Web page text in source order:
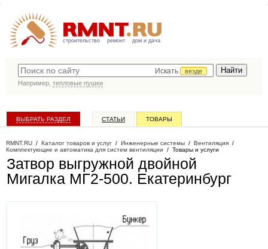
строительство ремонт дом и дача
Искать
везде
Например, тепловые пушки
ВЫБРАТЬ РАЗДЕЛ СТАТЬИ ТОВАРЫ
RMNT.RU / Каталог товаров и услуг / Инженерные системы / Вентиляция /
Комплектующие и автоматика для систем вентиляции / Товары и услуги
Затвор выгружной двойной
Мигалка МГ2-500. Екатеринбург